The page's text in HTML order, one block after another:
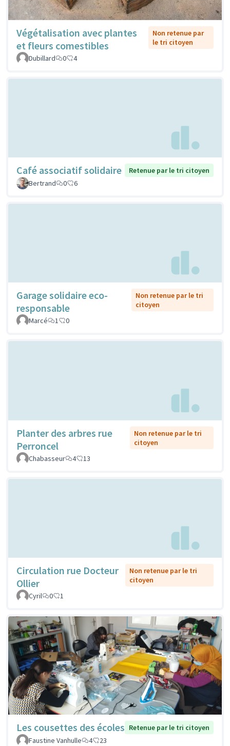
Végétalisation avec plantes
et fleurs comestibles
Non retenue par
le tri citoyen
Dubillard
0 4
Café associatif solidaire
Retenue par le tri citoyen
Bertrand
0 6
Garage solidaire eco-
responsable
Non retenue par le tri
citoyen
Marcé
1 0
Planter des arbres rue
Perroncel
Non retenue par le tri
citoyen
Chabasseur
4 13
Circulation rue Docteur
Ollier
Non retenue par le tri
citoyen
Cyril
0 1
Les cousettes des écoles Retenue par le tri citoyen
Faustine Vanhulle
4 23